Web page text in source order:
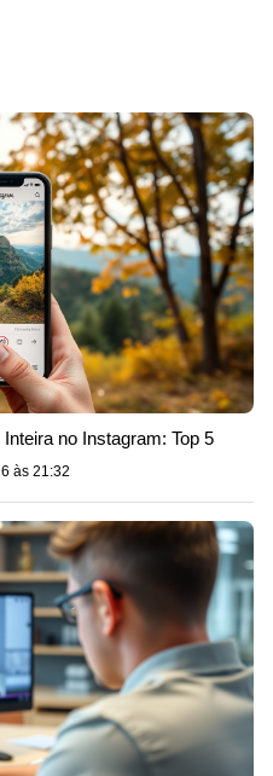
no Instagram: Top 5
às 21:32